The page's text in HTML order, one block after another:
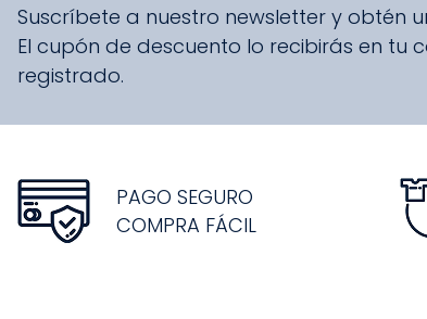
Suscríbete a nuestro newsletter y obtén
El cupón de descuento lo recibirás en tu
registrado.
PAGO SEGURO
COMPRA FÁCIL